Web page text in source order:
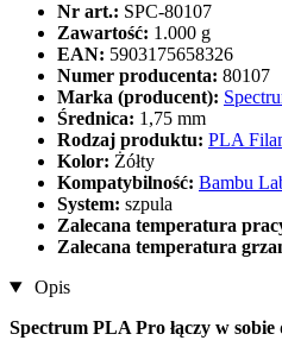
Nr art.: SPC-80107
Zawartość: 1.000 g
EAN: 5903175658326
Numer producenta: 80107
Marka (producent):
Średnica: 1,75 mm
Rodzaj produktu: PLA
Kolor: Żółty
Kompatybilność: Bambu
System: szpula
Zalecana temperatura
Zalecana temperatura
Opis
Spectrum PLA Pro łączy w sobie